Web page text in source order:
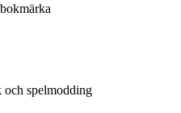
spelmodding